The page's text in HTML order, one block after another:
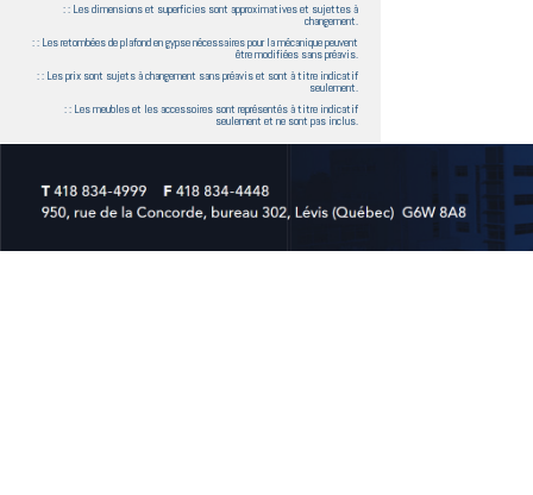
: : Les dimensions et superficies sont approximatives et sujettes à
changement.
: : Les retombées de plafond en gypse nécessaires pour la mécanique peuvent
être modifiées sans préavis.
: : Les prix sont sujets à changement sans préavis et sont à titre indicatif
seulement.
: : Les meubles et les accessoires sont représentés à titre indicatif
seulement et ne sont pas inclus.